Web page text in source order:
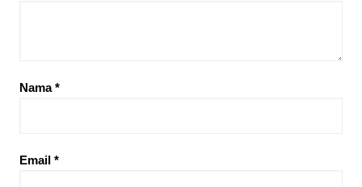
Nama*
Email *